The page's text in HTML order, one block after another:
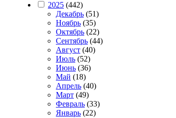
2025 (442)
Декабрь (51)
Ноябрь (35)
Октябрь (22)
Сентябрь (44)
Август (40)
Июль (52)
Июнь (36)
Май (18)
Апрель (40)
Март (49)
Февраль (33)
Январь (22)